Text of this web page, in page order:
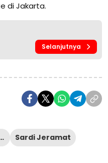
di Jakarta.
Selanjutnya
Barat Sardi Jeramat